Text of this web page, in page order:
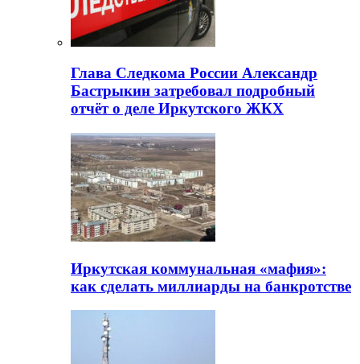
Глава Следкома России Александр
Бастрыкин затребовал подробный
отчёт о деле Иркутского ЖКХ
Иркутская коммунальная «мафия»:
как сделать миллиарды на банкротстве